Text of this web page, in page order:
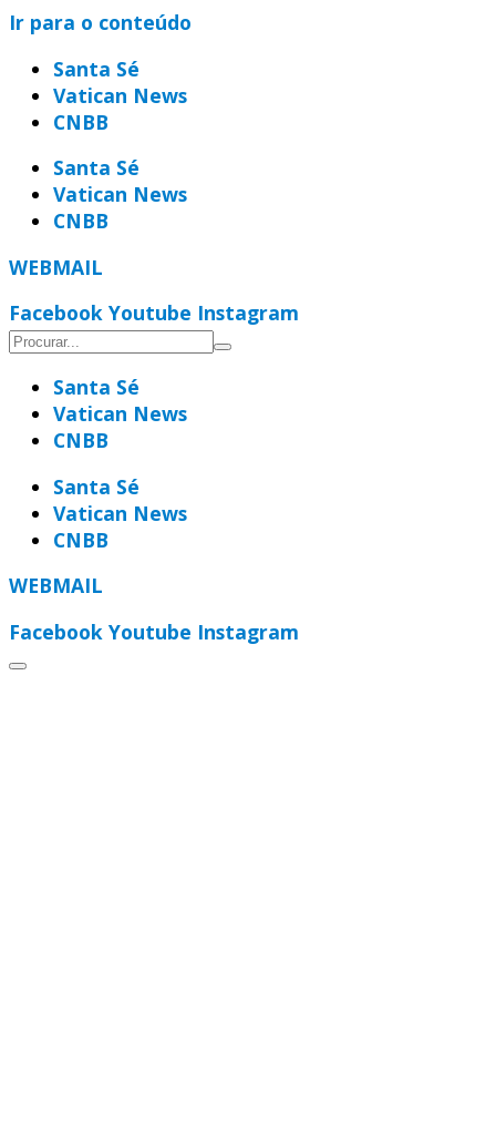
Ir para o conteúdo
Santa Sé
Vatican News
CNBB
Santa Sé
Vatican News
CNBB
WEBMAIL
Facebook Youtube Instagram
Santa Sé
Vatican News
CNBB
Santa Sé
Vatican News
CNBB
WEBMAIL
Facebook Youtube Instagram